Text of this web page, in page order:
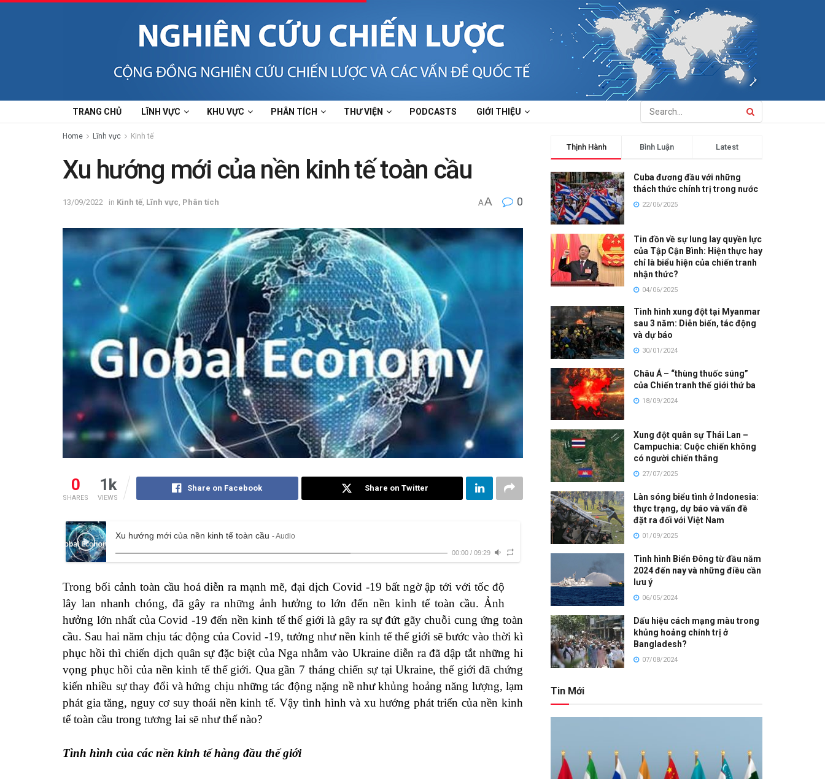
TRANG CHỦ LĨNH VỰC KHU VỰC PHÂN TÍCH THƯ VIỆN PODCASTS GIỚI THIỆU
Home Lĩnh vực Kinh tế
Xu hướng mới của nền kinh tế toàn cầu
13/09/2022 in Kinh tế Lĩnh vực Phân tích AA 0
0
SHARES
1k
VIEWS
Share on Facebook Share on Twitter
Xu hướng mới của nền kinh tế toàn cầu - Audio
00:00 / 09:29
Trong bối cảnh toàn cầu hoá diễn ra mạnh mẽ, đại dịch Covid -19 bất ngờ ập tới với tốc độ
lây lan nhanh chóng, đã gây ra những ảnh hưởng to lớn đến nền kinh tế toàn cầu. Ảnh
hưởng lớn nhất của Covid -19 đến nền kinh tế thế giới là gây ra sự đứt gãy chuỗi cung ứng toàn
cầu. Sau hai năm chịu tác động của Covid -19, tưởng như nền kinh tế thế giới sẽ bước vào thời kì
phục hồi thì chiến dịch quân sự đặc biệt của Nga nhằm vào Ukraine diễn ra đã dập tắt những hi
vọng phục hồi của nền kinh tế thế giới. Qua gần 7 tháng chiến sự tại Ukraine, thế giới đã chứng
kiến nhiều sự thay đổi và hứng chịu những tác động nặng nề như khủng hoảng năng lượng, lạm
phát gia tăng, nguy cơ suy thoái nền kinh tế. Vậy tình hình và xu hướng phát triển của nền kinh
tế toàn cầu trong tương lai sẽ như thế nào?
Tình hình của các nền kinh tế hàng đầu thế giới
Thịnh Hành Bình Luận Latest
Cuba đương đầu với những
thách thức chính trị trong nước
22/06/2025
Tin đồn về sự lung lay quyền lực
của Tập Cận Bình: Hiện thực hay
chỉ là biểu hiện của chiến tranh
nhận thức?
04/06/2025
Tình hình xung đột tại Myanmar
sau 3 năm: Diễn biến, tác động
và dự báo
30/01/2024
Châu Á – “thùng thuốc súng”
của Chiến tranh thế giới thứ ba
18/09/2024
Xung đột quân sự Thái Lan –
Campuchia: Cuộc chiến không
có người chiến thắng
27/07/2025
Làn sóng biểu tình ở Indonesia:
thực trạng, dự báo và vấn đề
đặt ra đối với Việt Nam
01/09/2025
Tình hình Biển Đông từ đầu năm
2024 đến nay và những điều cần
lưu ý
06/05/2024
Dấu hiệu cách mạng màu trong
khủng hoảng chính trị ở
Bangladesh?
07/08/2024
Tin Mới